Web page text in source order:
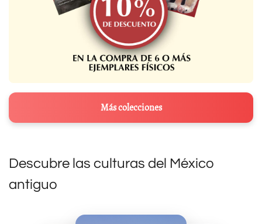
Más colecciones
Descubre las culturas del México
antiguo